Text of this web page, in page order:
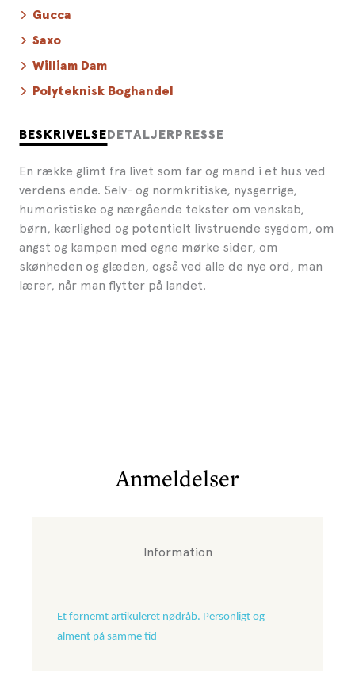
BESKRIVELSE DETALJER PRESSE
En række glimt fra livet som far og mand i et hus ved
verdens ende. Selv- og normkritiske, nysgerrige,
humoristiske og nærgående tekster om venskab,
børn, kærlighed og potentielt livstruende sygdom, om
angst og kampen med egne mørke sider, om
skønheden og glæden, også ved alle de nye ord, man
lærer, når man flytter på landet.
Gucca
Saxo
William Dam
Polyteknisk Boghandel
Anmeldelser
Information
Et fornemt artikuleret nødråb. Personligt og
alment på samme tid